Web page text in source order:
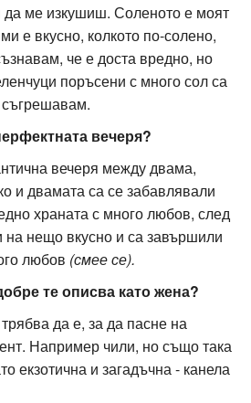
ме изкушиш. Соленото е моят
е вкусно, колкото по-солено,
че е доста вредно, но
поръсени с много сол са
съгрешавам.
вечеря?
вечеря между двама,
и двамата са се забавлявали
храната с много любов, след
на нещо вкусно и са завършили
любов (смее се).
те описва като жена?
да е, за да пасне на
Например чили, но също така
екзотична и загадъчна - канела